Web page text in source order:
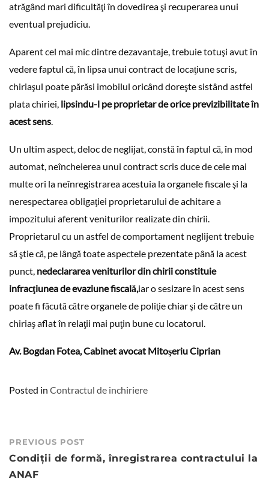
atrăgând mari dificultăţi în dovedirea şi recuperarea unui
eventual prejudiciu.
Aparent cel mai mic dintre dezavantaje, trebuie totuşi avut în
vedere faptul că, în lipsa unui contract de locaţiune scris,
chiriaşul poate părăsi imobilul oricând doreşte sistând astfel
plata chiriei, lipsindu-l pe proprietar de orice previzibilitate în
acest sens.
Un ultim aspect, deloc de neglijat, constă în faptul că, în mod
automat, neîncheierea unui contract scris duce de cele mai
multe ori la neînregistrarea acestuia la organele fiscale şi la
nerespectarea obligaţiei proprietarului de achitare a
impozitului aferent veniturilor realizate din chirii.
Proprietarul cu un astfel de comportament neglijent trebuie
să ştie că, pe lângă toate aspectele prezentate până la acest
punct, nedeclararea veniturilor din chirii constituie
infracţiunea de evaziune fiscală,iar o sesizare în acest sens
poate fi făcută către organele de poliţie chiar şi de către un
chiriaş aflat în relaţii mai puţin bune cu locatorul.
Av. Bogdan Fotea, Cabinet avocat Mitoşeriu Ciprian
Posted in Contractul de inchiriere
Post
navigation
PREVIOUS POST
Condiţii de formă, înregistrarea contractului la
ANAF